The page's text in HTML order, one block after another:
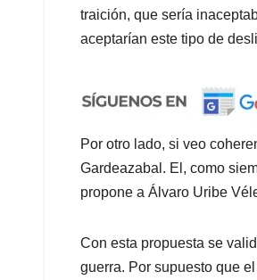
traición, que sería
aceptarían este tipo de
Por otro lado, si veo
Gardeazabal. El, como
propone a Álvaro Uribe
Con esta propuesta se
guerra. Por supuesto que